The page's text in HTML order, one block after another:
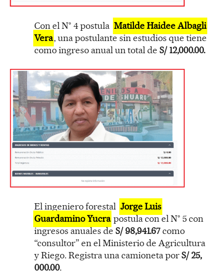
Con el N° 4 postula Matilde Haidee Albagli
Vera, una postulante sin estudios que tiene
como ingreso anual un total de S/ 12,000.00.
El ingeniero forestal Jorge Luis
Guardamino Yucra postula con el N° 5 con
ingresos anuales de S/ 98,941.67como
“consultor” en el Ministerio de Agricultura
y Riego. Registra una camioneta porS/ 25,
000.00.